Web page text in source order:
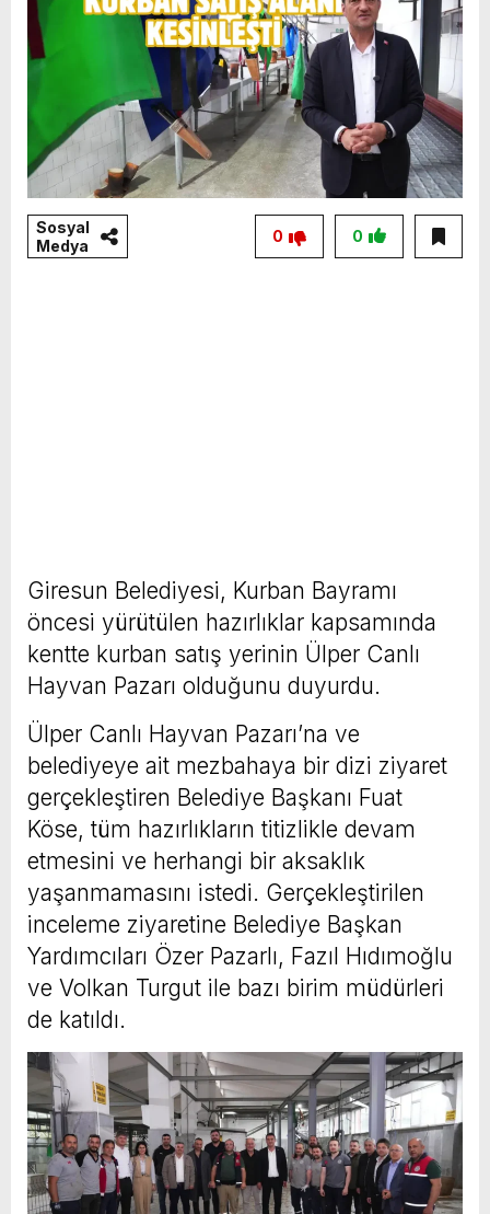
Sosyal
Medya
0
0
Giresun Belediyesi, Kurban Bayramı
öncesi yürütülen hazırlıklar kapsamında
kentte kurban satış yerinin Ülper Canlı
Hayvan Pazarı olduğunu duyurdu.
Ülper Canlı Hayvan Pazarı’na ve
belediyeye ait mezbahaya bir dizi ziyaret
gerçekleştiren Belediye Başkanı Fuat
Köse, tüm hazırlıkların titizlikle devam
etmesini ve herhangi bir aksaklık
yaşanmamasını istedi. Gerçekleştirilen
inceleme ziyaretine Belediye Başkan
Yardımcıları Özer Pazarlı, Fazıl Hıdımoğlu
ve Volkan Turgut ile bazı birim müdürleri
de katıldı.